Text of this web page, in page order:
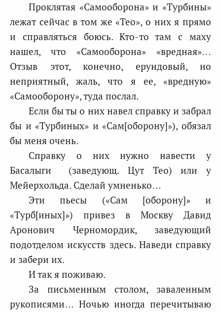
Проклятая «Самооборона» и «Турбины»
лежат сейчас в том же «Тео», о них я прямо
и справляться боюсь. Кто-то там с маху
нашел, что «Самооборона» «вредная»…
Отзыв этот, конечно, ерундовый, но
неприятный, жаль, что я ее, «вредную»
«Самооборону», туда послал.
Если бы ты о них навел справку и забрал
бы и «Турбиных» и «Сам[оборону]»), обязал
бы меня очень.
Справку о них нужно навести у
Басалыги (заведующ. Цут Тео) или у
Мейерхольда. Сделай умненько…
Эти пьесы («Сам [оборону]» и
«Турб[иных]») привез в Москву Давид
Аронович Черномордик, заведующий
подотделом искусств здесь. Наведи справку
и забери их.
И так я поживаю.
За письменным столом, заваленным
рукописями… Ночью иногда перечитываю